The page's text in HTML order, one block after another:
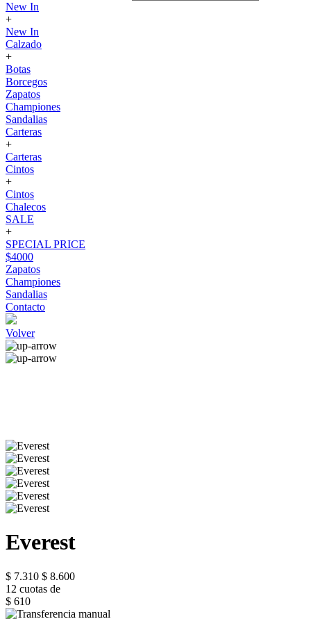
New In
+
New In
Calzado
+
Botas
Borcegos
Zapatos
Championes
Sandalias
Carteras
+
Carteras
Cintos
+
Cintos
Chalecos
SALE
+
SPECIAL PRICE
$4000
Zapatos
Championes
Sandalias
Contacto
Volver
Everest
$ 7.310 $ 8.600
12 cuotas de
$ 610